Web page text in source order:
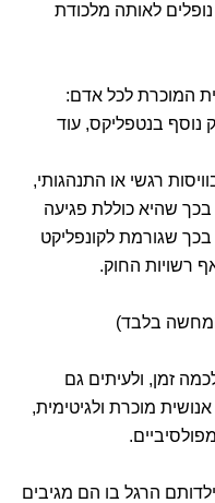
לאותה מלכודת
המוכרת לכל אדם:
נוסף בנטפליקס, עוד
רגשי או התנהגותי,
שהיא כוללת פגיעה
שגורמת לקונפליקט
רשויות החוק.
המחשה בלבד)
זמן, ולעיתים גם
מוכרת ולגיטימית,
הרגל בו הם מגיבים